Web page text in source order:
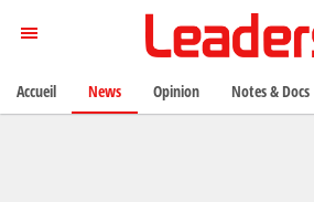
Accueil News Opinion Notes & Docs